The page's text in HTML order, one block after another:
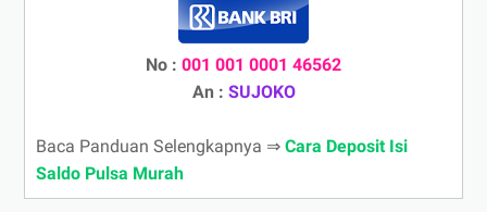
No : 001 001 0001 46562
An : SUJOKO
Baca Panduan Selengkapnya ⇒ Cara Deposit Isi
Saldo Pulsa Murah